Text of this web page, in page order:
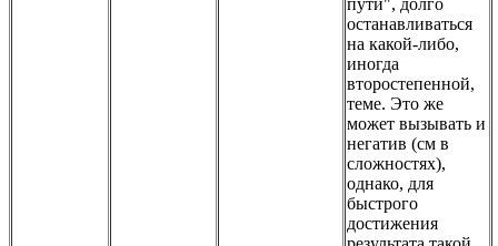
останавливаться
на какой-либо,
иногда
второстепенной,
теме. Это же
может вызывать и
негатив (см в
сложностях),
однако, для
быстрого
достижения